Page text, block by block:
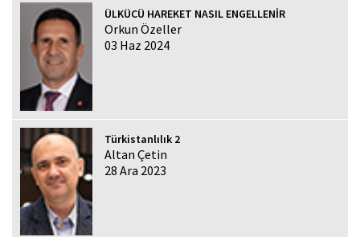
ÜLKÜCÜ HAREKET NASIL ENGELLENİR
Orkun Özeller
03 Haz 2024
Türkistanlılık 2
Altan Çetin
28 Ara 2023